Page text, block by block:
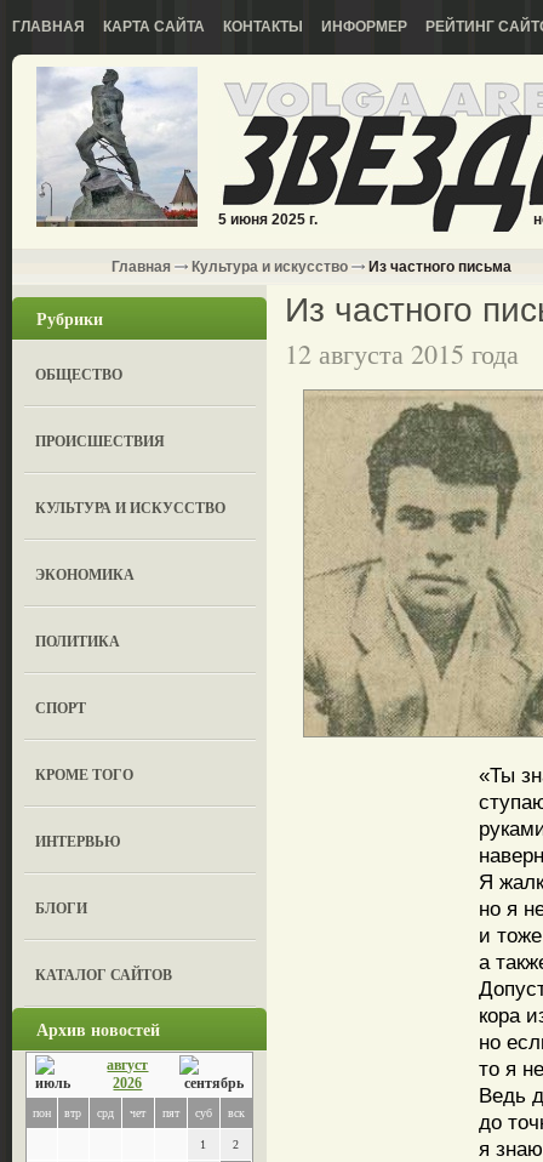
ГЛАВНАЯ КАРТА САЙТА КОНТАКТЫ ИНФОРМЕР РЕЙТИНГ
5 июня 2025 г.
Главная Культура и искусство Из частного письма
Рубрики
ОБЩЕСТВО
ПРОИСШЕСТВИЯ
КУЛЬТУРА И ИСКУССТВО
ЭКОНОМИКА
ПОЛИТИКА
СПОРТ
КРОМЕ ТОГО
ИНТЕРВЬЮ
БЛОГИ
КАТАЛОГ САЙТОВ
Архив новостей
август
2026
пон втр срд чет пят суб вск
1 2
Из частного
12 августа 2015 года
«Ты
Я
но я
и
а
кора
но
то я
Ведь
до
я